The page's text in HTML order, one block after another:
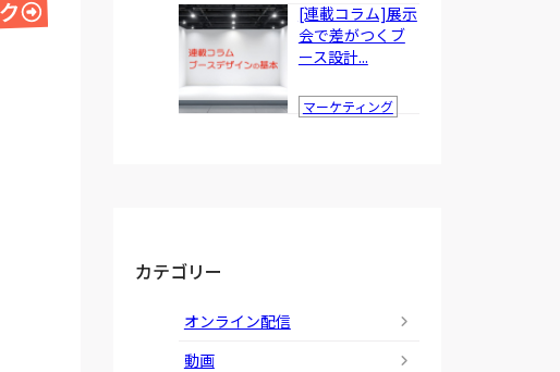
[連載コラム]展示
会で差がつくブ
ース設計...
マーケティング
カテゴリー
オンライン配信
動画